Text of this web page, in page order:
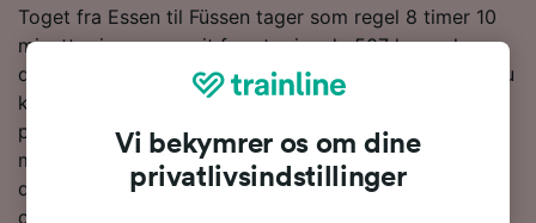
Toget fra Essen til Füssen tager som regel 8 timer 10
minutter i gennemsnit for at rejse de 507 km, selv om
de hurtigste tjenester kan tage 6 timer 42 minutter. Du
kan forvente at finde 21 tog om dagen på denne
populære rute. Da der ikke findes direkte tjenester
mellem Essen og Füssen, skal du foretage 1 skifte på
din vej til Füssen. Hele eller dele af din rejse vil være
om bord på et DB-tog, da de er den største
Vi bekymrer os om dine
privatlivsindstillinger